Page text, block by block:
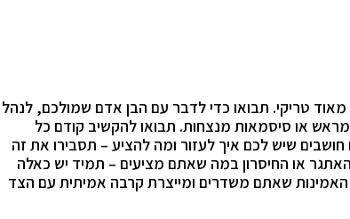
טריקי. תבואו כדי לדבר עם הבן אדם שמולכם, לנהל
או סיסמאות מנצחות. תבואו להקשיב קודם כל
שיש לכם איך לעזור ומה להציע – תסבירו את זה
או החיסרון במה שאתם מציעים – תמיד יש כאלה
שאתם משדרים ומייצרת קרבה אמיתית עם הצד